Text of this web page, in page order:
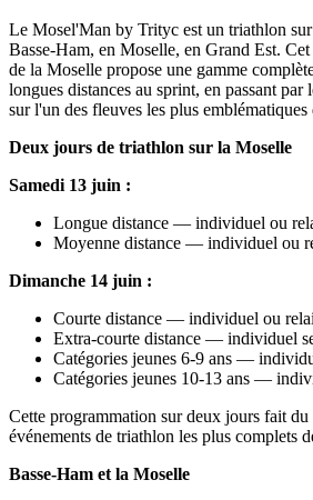
Le Mosel'Man by Trityc est un triathlon
Basse-Ham, en Moselle, en Grand Est.
de la Moselle propose une gamme
longues distances au sprint, en passant
sur l'un des fleuves les plus
Deux jours de triathlon sur la Moselle
Samedi 13 juin :
Longue distance — individuel ou
Moyenne distance — individuel ou
Dimanche 14 juin :
Courte distance — individuel ou
Extra-courte distance — individuel
Catégories jeunes 6-9 ans —
Catégories jeunes 10-13 ans —
Cette programmation sur deux jours fait
événements de triathlon les plus complets
Basse-Ham et la Moselle